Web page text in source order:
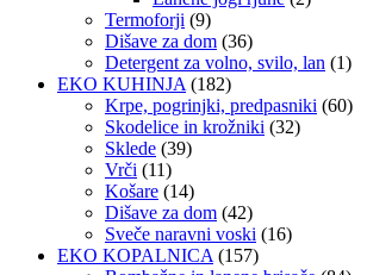
Termoforji (9)
Dišave za dom (36)
Detergent za volno, svilo, lan (1)
EKO KUHINJA (182)
Krpe, pogrinjki, predpasniki (60)
Skodelice in krožniki (32)
Sklede (39)
Vrči (11)
Košare (14)
Dišave za dom (42)
Sveče naravni voski (16)
EKO KOPALNICA (157)